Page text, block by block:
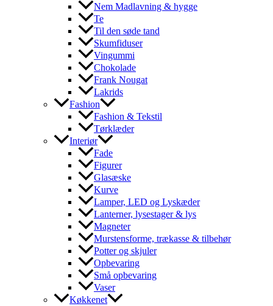
Nem Madlavning & hygge
Te
Til den søde tand
Skumfiduser
Vingummi
Chokolade
Frank Nougat
Lakrids
Fashion
Fashion & Tekstil
Tørklæder
Interiør
Fade
Figurer
Glasæske
Kurve
Lamper, LED og Lyskæder
Lanterner, lysestager & lys
Magneter
Murstensforme, trækasse & tilbehør
Potter og skjuler
Opbevaring
Små opbevaring
Vaser
Køkkenet